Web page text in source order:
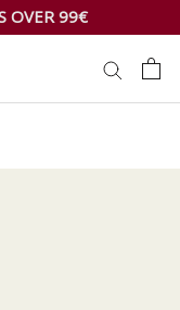
OVER 99€